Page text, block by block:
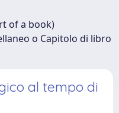
of a book)
o Capitolo di libro
al tempo di